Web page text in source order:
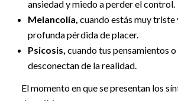
ansiedad y miedo a perder el control.
Melancolía, cuando estás muy triste
profunda pérdida de placer.
Psicosis, cuando tus pensamientos
desconectan de la realidad.
El momento en que se presentan los